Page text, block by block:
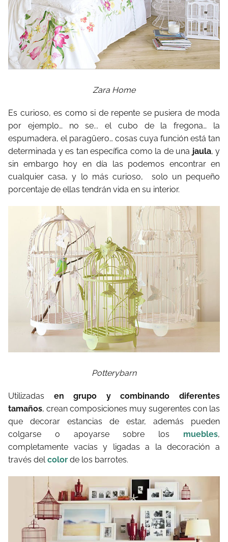
Zara Home
Es curioso, es como si de repente se pusiera de moda
por ejemplo… no se... el cubo de la fregona… la
espumadera, el paragüero… cosas cuya función está tan
determinada y es tan específica como la de una jaula, y
sin embargo hoy en día las podemos encontrar en
cualquier casa, y lo más curioso, solo un pequeño
porcentaje de ellas tendrán vida en su interior.
Potterybarn
Utilizadas en grupo y combinando diferentes
tamaños, crean composiciones muy sugerentes con las
que decorar estancias de estar, además pueden
colgarse o apoyarse sobre los muebles,
completamente vacías y ligadas a la decoración a
través del color de los barrotes.